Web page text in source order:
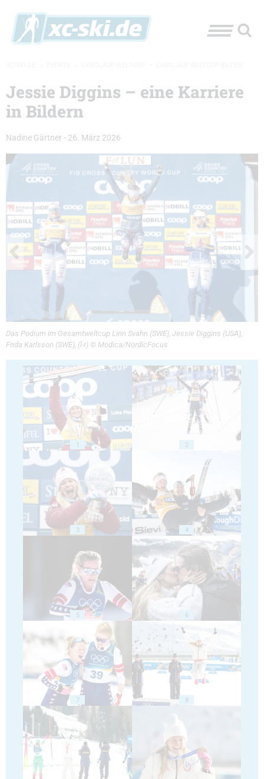
Jessie Diggins – eine Karriere
in Bildern
Nadine Gärtner - 26. März 2026
Das Podium im Gesamtweltcup Linn Svahn (SWE), Jessie Diggins (USA),
Frida Karlsson (SWE), (l-r) © Modica/NordicFocus
1 2
3 4
5 6
7 8